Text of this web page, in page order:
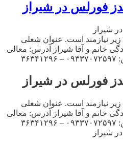
فورلس در شیراز
شیراز
زیر نیازمند است. عنوان شغلی
خانم و آقا شیراز آدرس: معالی
فورلس در شیراز
زیر نیازمند است. عنوان شغلی
خانم و آقا شیراز آدرس: معالی
شیراز